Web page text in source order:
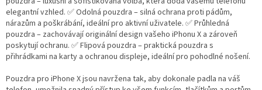
v
k
y
v
ý
i
elegantní vzhled. ✅ Odolná pouzdra – silná ochrana proti pádům,
nárazům a poškrábání, ideální pro aktivní uživatele. ✅ Průhledná
pouzdra – zachovávají originální design vašeho iPhonu X a zároveň
poskytují ochranu. ✅ Flipová pouzdra – praktická pouzdra s
přihrádkami na karty a ochranou displeje, ideální pro pohodlné nošení.
Pouzdra pro iPhone X jsou navržena tak, aby dokonale padla na váš